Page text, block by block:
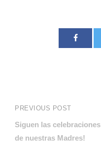
PREVIOUS POST
Siguen las celebraciones
de nuestras Madres!